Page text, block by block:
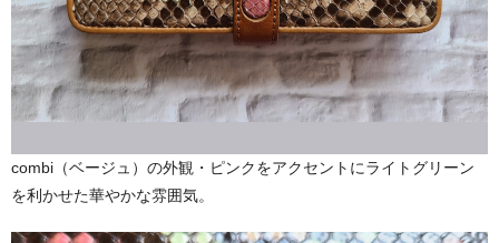
combi（ベージュ）の外観・ピンクをアクセントにライトグリーン
を利かせた華やかな雰囲気。